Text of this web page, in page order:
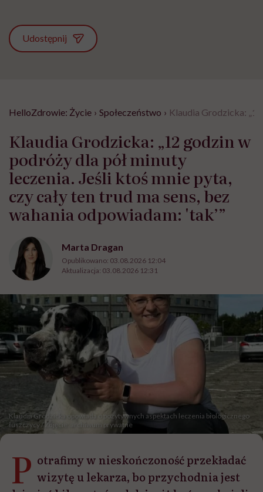
Udostępnij
HelloZdrowie: Życie › Społeczeństwo › Klaudia Grodzicka:
Klaudia Grodzicka: „12 godzin w
podróży dla pół minuty
leczenia. Jeśli ktoś mnie pyta,
czy cały ten trud ma sens, bez
wahania odpowiadam: 'tak’”
Marta Dragan
Opublikowano: 03.08.2026 12:04
Aktualizacja: 03.08.2026 12:31
Klaudia Grodzicka opowiada o pozytywnych aspektach leczenia biologicznego
łuszczycy / Zdjęcie: archiwum prywatne
P otrafimy w nieskończoność przekładać
wizytę u lekarza, bo przychodnia jest